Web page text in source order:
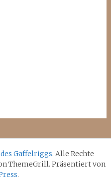
Gaffelriggs. Alle Rechte
ThemeGrill. Präsentiert von
.